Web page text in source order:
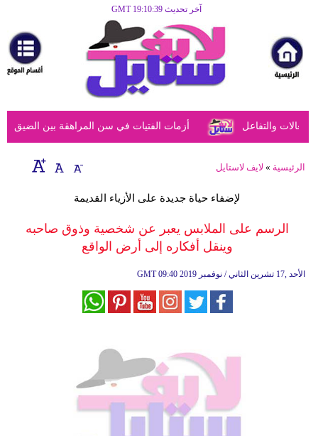
آخر تحديث GMT 19:10:39
مرأة
أزياء
أزياء
إسلامية
أزمات الفتيات في سن المراهقة بين الضيق والتفاعل
الرئيسية » لايف لاستايل
لإضفاء حياة جديدة على الأزياء القديمة
الرسم على الملابس يعبر عن شخصية وذوق صاحبه
وينقل أفكاره إلى أرض الواقع
GMT 09:40 2019 الأحد ,17 تشرين الثاني / نوفمبر